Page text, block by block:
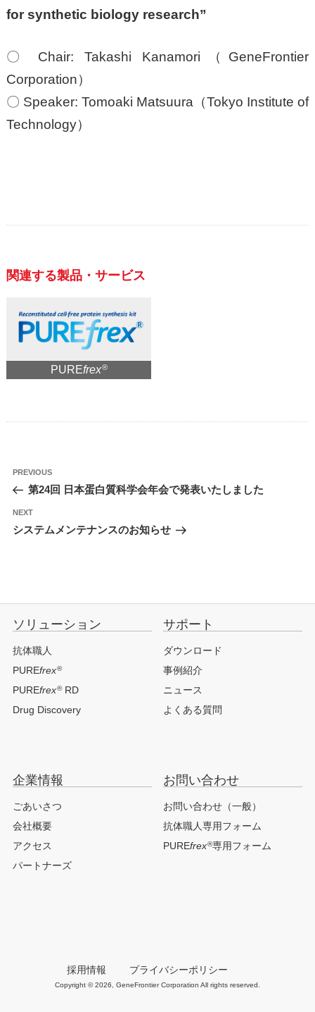
for synthetic biology research”
〇 Chair: Takashi Kanamori（GeneFrontier
Corporation）
〇 Speaker: Tomoaki Matsuura（Tokyo Institute of
Technology）
関連する製品・サービス
PUREfrex®
投
ナ
ー
ョ
Previous
PREVIOUS
第24回 日本蛋白質科学会年会で発表いたしました
Next
NEXT
システムメンテナンスのお知らせ
ソリューション
抗体職人
PUREfrex®
PUREfrex®RD
Drug Discovery
サポート
ダウンロード
事例紹介
ニュース
よくある質問
企業情報
ごあいさつ
会社概要
アクセス
パートナーズ
お問い合わせ
お問い合わせ（一般）
抗体職人専用フォーム
PUREfrex®専用フォーム
採用情報 プライバシーポリシー
Copyright © 2026, GeneFrontier Corporation All rights reserved.